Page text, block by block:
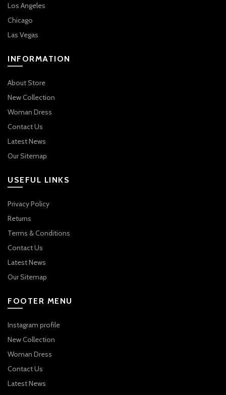
Los Angeles
Chicago
Las Vegas
INFORMATION
About Store
New Collection
Woman Dress
Contact Us
Latest News
Our Sitemap
USEFUL LINKS
Privacy Policy
Returns
Terms & Conditions
Contact Us
Latest News
Our Sitemap
FOOTER MENU
Instagram profile
New Collection
Woman Dress
Contact Us
Latest News